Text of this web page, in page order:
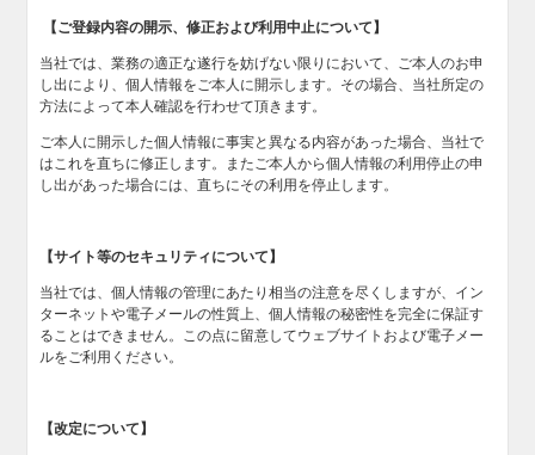
【ご登録内容の開示、修正および利用中止について】
当社では、業務の適正な遂行を妨げない限りにおいて、ご本人のお申
し出により、個人情報をご本人に開示します。その場合、当社所定の
方法によって本人確認を行わせて頂きます。
ご本人に開示した個人情報に事実と異なる内容があった場合、当社で
はこれを直ちに修正します。またご本人から個人情報の利用停止の申
し出があった場合には、直ちにその利用を停止します。
【サイト等のセキュリティについて】
当社では、個人情報の管理にあたり相当の注意を尽くしますが、イン
ターネットや電子メールの性質上、個人情報の秘密性を完全に保証す
ることはできません。この点に留意してウェブサイトおよび電子メー
ルをご利用ください。
【改定について】